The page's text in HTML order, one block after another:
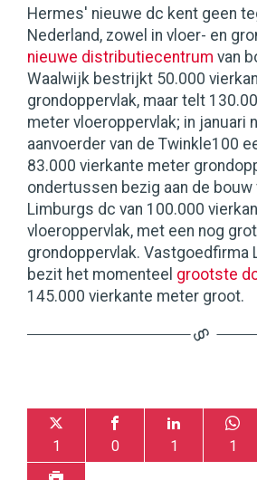
Hermes' nieuwe dc kent geen
Nederland, zowel in vloer- en
nieuwe distributiecentrum van
Waalwijk bestrijkt 50.000
grondoppervlak, maar telt
meter vloeroppervlak; in januari
aanvoerder van de Twinkle100
83.000 vierkante meter
ondertussen bezig aan de bouw
Limburgs dc van 100.000
vloeroppervlak, met een nog
grondoppervlak. Vastgoedfirma
bezit het momenteel grootste
145.000 vierkante meter groot.
1 0 1 1